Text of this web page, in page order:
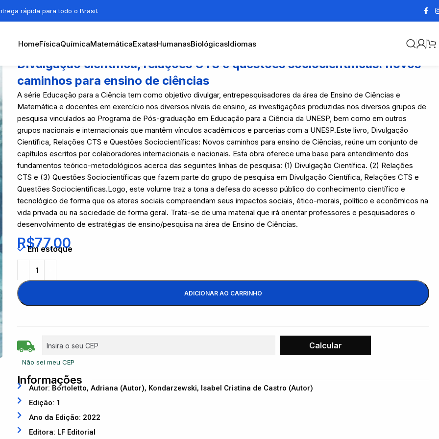
rápida para todo o Brasil.
HomeFísicaQuímicaMatemáticaExatasHumanasBiológicasIdiomas
Divulgação científica, relações CTS e questões sociocientíficas: novos
caminhos para ensino de ciências
A série Educação para a Ciência tem como objetivo divulgar, entrepesquisadores da área de Ensino de Ciências e
Matemática e docentes em exercício nos diversos níveis de ensino, as investigações produzidas nos diversos grupos de
pesquisa vinculados ao Programa de Pós-graduação em Educação para a Ciência da UNESP, bem como em outros
grupos nacionais e internacionais que mantêm vínculos acadêmicos e parcerias com a UNESP.Este livro, Divulgação
Científica, Relações CTS e Questões Sociocientíficas: Novos caminhos para ensino de Ciências, reúne um conjunto de
capítulos escritos por colaboradores internacionais e nacionais. Esta obra oferece uma base para entendimento dos
fundamentos teórico-metodológicos acerca das seguintes linhas de pesquisa: (1) Divulgação Científica. (2) Relações
CTS e (3) Questões Sociocientíficas que fazem parte do grupo de pesquisa em Divulgação Científica, Relações CTS e
Questões Sociocientíficas.Logo, este volume traz a tona a defesa do acesso público do conhecimento científico e
tecnológico de forma que os atores sociais compreendam seus impactos sociais, ético-morais, político e econômicos na
vida privada ou na sociedade de forma geral. Trata-se de uma material que irá orientar professores e pesquisadores o
desenvolvimento de estratégias de ensino/pesquisa na área de Ensino de Ciências.
R$77,00
Em estoque
ADICIONAR AO CARRINHO
Não sei meu CEP
Informações
Autor: Bortoletto, Adriana (Autor), Kondarzewski, Isabel Cristina de Castro (Autor)
Edição: 1
Ano da Edição: 2022
Editora: LF Editorial